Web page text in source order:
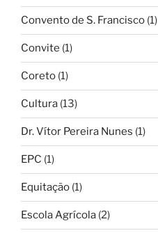
Convento de S. Francisco (1)
Convite (1)
Coreto (1)
Cultura (13)
Dr. Vítor Pereira Nunes (1)
EPC (1)
Equitação (1)
Escola Agrícola (2)